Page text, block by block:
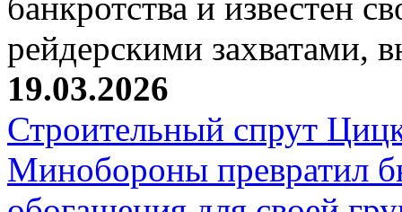
рейдерскими захватами,
19.03.2026
Строительный спрут
Минобороны превратил